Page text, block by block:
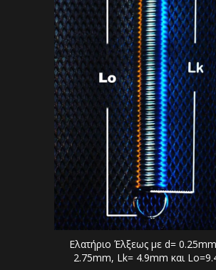
Ελατήριο Έλξεως με d=
2.75mm, Lk= 4.9mm και